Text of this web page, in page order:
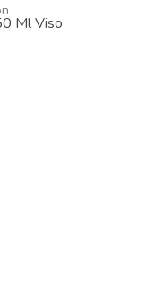
Ml Viso